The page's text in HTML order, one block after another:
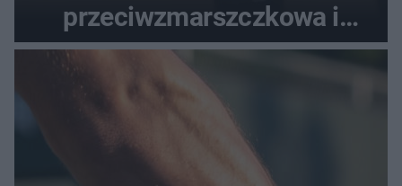
przeciwzmarszczkowa i
regenerująca